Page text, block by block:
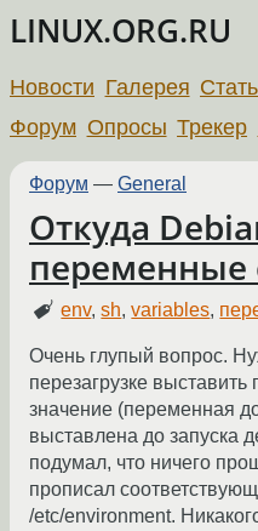
LINUX.ORG.RU
Новости Галерея
Форум Опросы Трекер
Форум — General
Откуда
переменные
env,sh,variables,
Очень глупый вопрос.
перезагрузке
значение (переменная
выставлена до запуска
подумал, что ничего
прописал
/etc/environment.